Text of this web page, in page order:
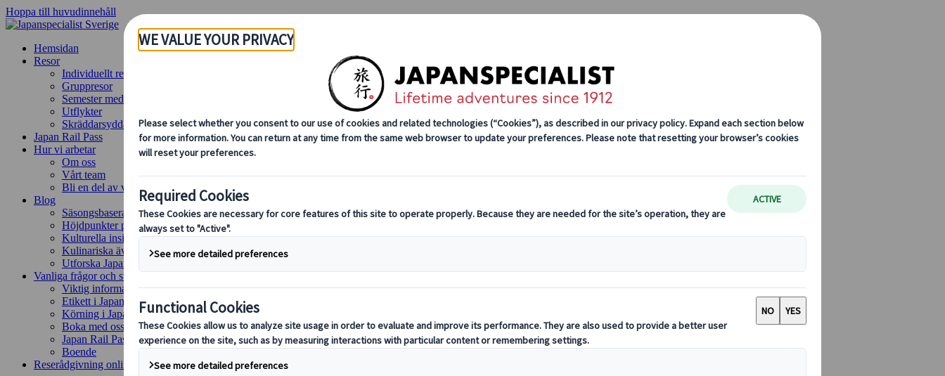
Hoppa till huvudinnehåll
Hemsidan
Resor
Individuellt resande
Gruppresor
Semester med självkörning
Utflykter
Skräddarsydda gruppresor
Japan Rail Pass
Hur vi arbetar
Om oss
Vårt team
Bli en del av vårt team
Blog
Säsongsbaserade resetips
Höjdpunkter på resmålet
Kulturella insikter
Kulinariska äventyr
Utforska Japan med tåg
Vanliga frågor och svar
Viktig information
Etikett i Japan
Körning i Japan
Boka med oss
Japan Rail Pass
Boende
Reserådgivning online